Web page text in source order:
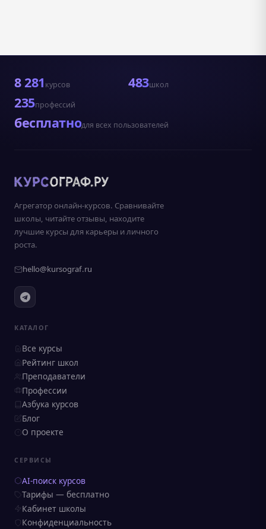
8 281 курсов 483школ
235профессий
бесплатнодля всех пользователей
Агрегатор онлайн-курсов. Сравнивайте
школы, читайте отзывы, находите
лучшие курсы для карьеры и личного
роста.
hello@kursograf.ru
КАТАЛОГ
Все курсы
Рейтинг школ
Преподаватели
Профессии
Азбука курсов
Блог
О проекте
СЕРВИСЫ
AI-поиск курсов
Тарифы — бесплатно
Кабинет школы
Конфиденциальность